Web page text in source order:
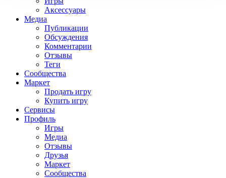
Аксессуары
Медиа
Публикации
Обсуждения
Комментарии
Отзывы
Теги
Сообщества
Маркет
Продать игру
Купить игру
Сервисы
Профиль
Игры
Медиа
Отзывы
Друзья
Маркет
Сообщества